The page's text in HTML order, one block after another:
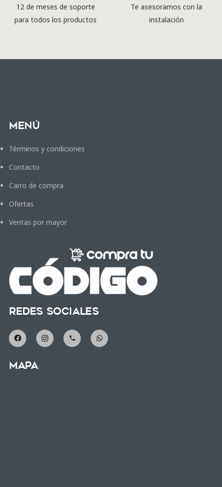
12 de meses de soporte
para todos los productos
Te asesoramos con la
instalación
Menú
Términos y condiciones
Contacto
Carro de compra
Ofertas
Ventas por mayor
Redes Sociales
phone
Mapa